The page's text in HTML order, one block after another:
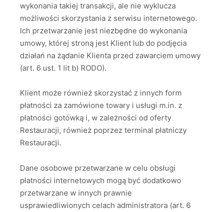
wykonania takiej transakcji, ale nie wyklucza
możliwości skorzystania z serwisu internetowego.
Ich przetwarzanie jest niezbędne do wykonania
umowy, której stroną jest Klient lub do podjęcia
działań na żądanie Klienta przed zawarciem umowy
(art. 6 ust. 1 lit b) RODO).
Klient może również skorzystać z innych form
płatności za zamówione towary i usługi m.in. z
płatności gotówką i, w zależności od oferty
Restauracji, również poprzez terminal płatniczy
Restauracji.
Dane osobowe przetwarzane w celu obsługi
płatności internetowych mogą być dodatkowo
przetwarzane w innych prawnie
usprawiedliwionych celach administratora (art. 6